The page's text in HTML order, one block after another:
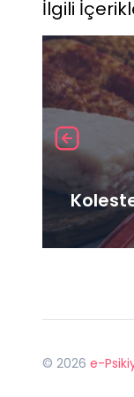
İlgili
© 2026 e-